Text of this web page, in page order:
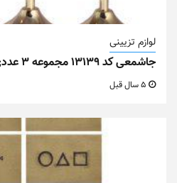
لوازم تزیینی
جاشمعی کد ۱۳۱۳۹ مجموعه ۳ عددی